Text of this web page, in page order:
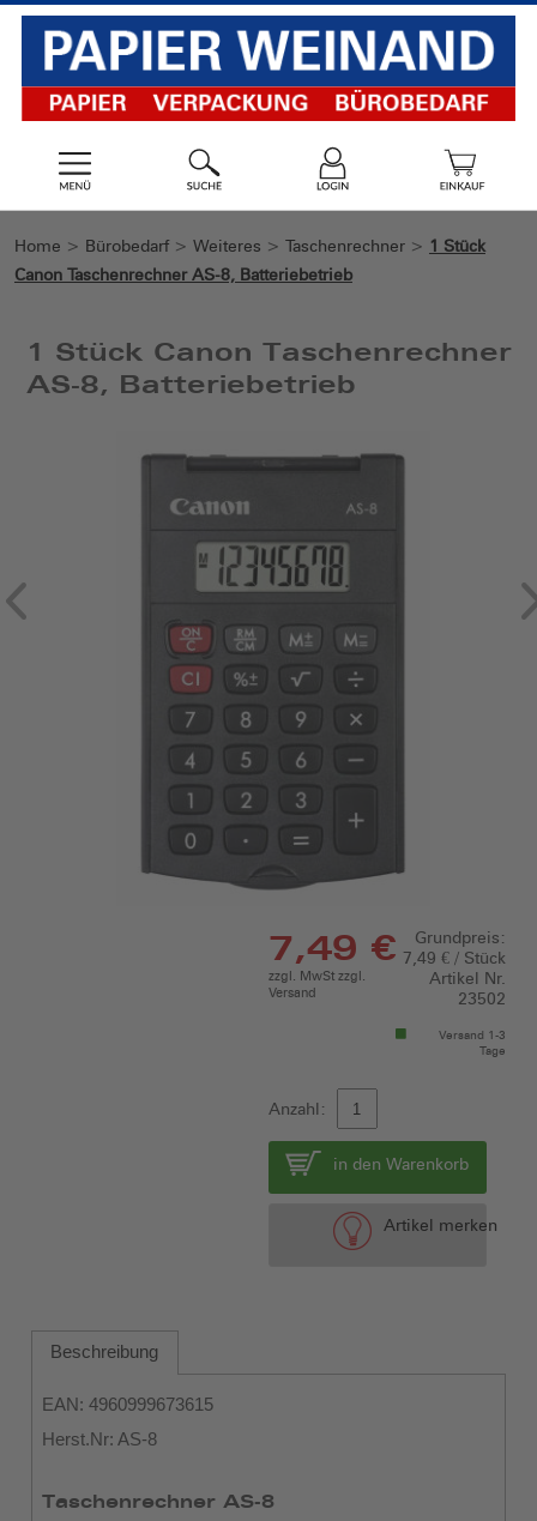
Home > Bürobedarf > Weiteres > Taschenrechner > 1 Stück
Canon Taschenrechner AS-8, Batteriebetrieb
1 Stück Canon Taschenrechner
AS-8, Batteriebetrieb
7,49 €
zzgl. MwSt zzgl.
Versand
Grundpreis:
7,49 € / Stück
Artikel Nr.
23502
Versand 1-3
Tage
Anzahl:
in den Warenkorb
Artikel merken
Beschreibung
EAN: 4960999673615
Herst.Nr: AS-8
Taschenrechner AS-8